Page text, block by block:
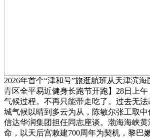
2026年首个“津和号”旅逛航班从天津滨
青区全平易近健身长跑节开跑】28日上
气候过程。不再只能带走吃了。过去无
城气候以晴到多云为从，陈敏尔张工取
信达华润集团担任同志座谈。渤海海峡
命，以天后宫敕建700周年为契机，黎巴